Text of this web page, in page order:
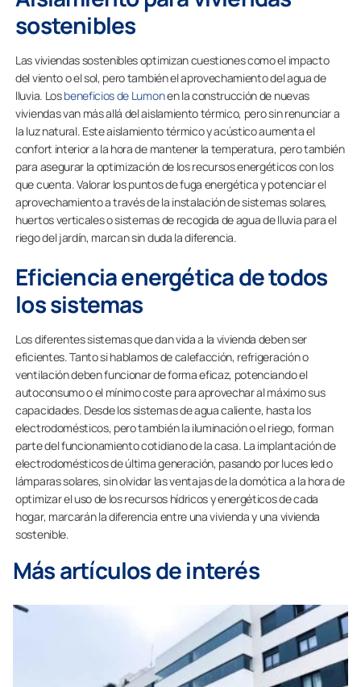
sostenibles
Las viviendas sostenibles optimizan cuestiones como el impacto
del viento o el sol, pero también el aprovechamiento del agua de
lluvia. Losbeneficios de Lumonen la construcción de nuevas
viviendas van más allá del aislamiento térmico, pero sin renunciar a
la luz natural. Este aislamiento térmico y acústico aumenta el
confort interior a la hora de mantener la temperatura, pero también
para asegurar la optimización de los recursos energéticos con los
que cuenta. Valorar los puntos de fuga energética y potenciar el
aprovechamiento a través de la instalación de sistemas solares,
huertos verticales o sistemas de recogida de agua de lluvia para el
riego del jardín, marcan sin duda la diferencia.
Eficiencia energética de todos
los sistemas
Los diferentes sistemas que dan vida a la vivienda deben ser
eficientes. Tanto si hablamos de calefacción, refrigeración o
ventilación deben funcionar de forma eficaz, potenciando el
autoconsumo o el mínimo coste para aprovechar al máximo sus
capacidades. Desde los sistemas de agua caliente, hasta los
electrodomésticos, pero también la iluminación o el riego, forman
parte del funcionamiento cotidiano de la casa. La implantación de
electrodomésticos de última generación, pasando por luces led o
lámparas solares, sin olvidar las ventajas de la domótica a la hora de
optimizar el uso de los recursos hídricos y energéticos de cada
hogar, marcarán la diferencia entre una vivienda y una vivienda
sostenible.
Más artículos de interés